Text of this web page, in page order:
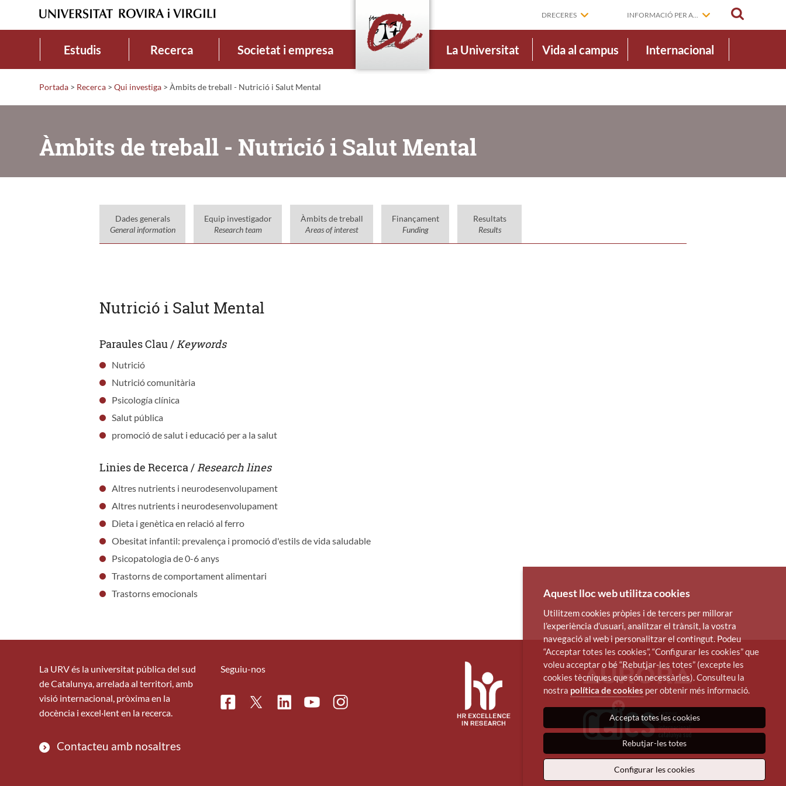
DRECERES INFORMACIÓ PER A...
Estudis Recerca Societat i empresa La Universitat Vida al campus Internacional
Portada > Recerca > Qui investiga > Àmbits de treball - Nutrició i Salut Mental
Àmbits de treball - Nutrició i Salut Mental
Dades generals
General information
Equip investigador
Research team
Àmbits de treball
Areas of interest
Finançament
Funding
Resultats
Results
Nutrició i Salut Mental
Paraules Clau / Keywords
Nutrició
Nutrició comunitària
Psicología clínica
Salut pública
promoció de salut i educació per a la salut
Linies de Recerca / Research lines
Altres nutrients i neurodesenvolupament
Altres nutrients i neurodesenvolupament
Dieta i genètica en relació al ferro
Obesitat infantil: prevalença i promoció d'estils de vida saludable
Psicopatologia de 0-6 anys
Trastorns de comportament alimentari
Trastorns emocionals
La URV és la universitat pública del sud
de Catalunya, arrelada al territori, amb
visió internacional, pròxima en la
docència i excel·lent en la recerca.
Contacteu amb nosaltres
Seguiu-nos
FacebookTwitterLinkedinYoutubeInstagram
Aquest lloc web utilitza cookies
Utilitzem cookies pròpies i de tercers per millorar
l’experiència d’usuari, analitzar el trànsit, la vostra
navegació al web i personalitzar el contingut. Podeu
“Acceptar totes les cookies”, “Configurar les cookies” que
voleu acceptar o bé “Rebutjar-les totes” (excepte les
cookies tècniques que són necessàries). Consulteu la
nostra política de cookies per obtenir més informació.
Accepta totes les cookies
Rebutjar-les totes
Configurar les cookies